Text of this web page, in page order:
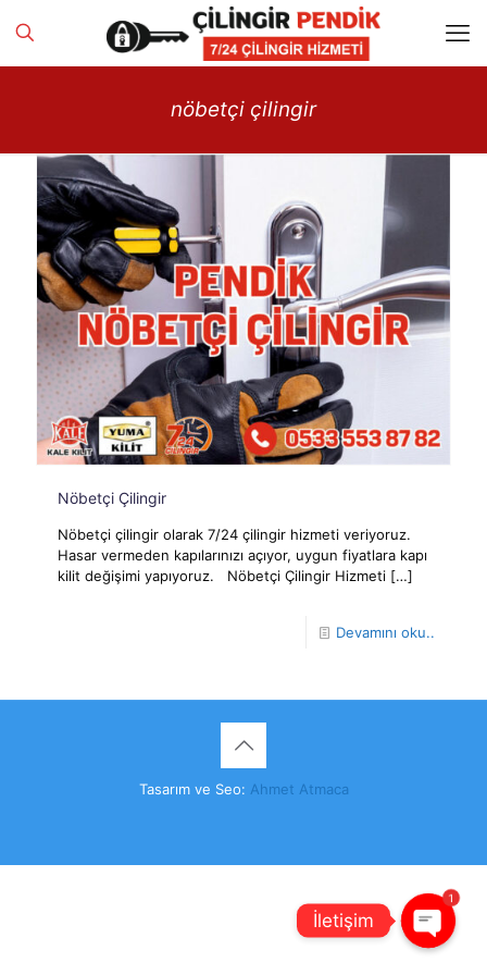
nöbetçi çilingir
Nöbetçi Çilingir
Nöbetçi çilingir olarak 7/24 çilingir hizmeti veriyoruz.
Hasar vermeden kapılarınızı açıyor, uygun fiyatlara kapı
kilit değişimi yapıyoruz. Nöbetçi Çilingir Hizmeti […]
Devamını oku..
Tasarım ve Seo: Ahmet Atmaca
İletişim
Open
1